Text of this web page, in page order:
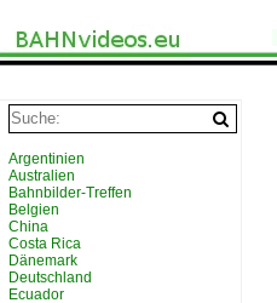
Argentinien
Australien
Bahnbilder-Treffen
Belgien
China
Costa Rica
Dänemark
Deutschland
Ecuador